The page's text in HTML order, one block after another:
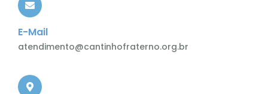
E-Mail
atendimento@cantinhofraterno.org.br